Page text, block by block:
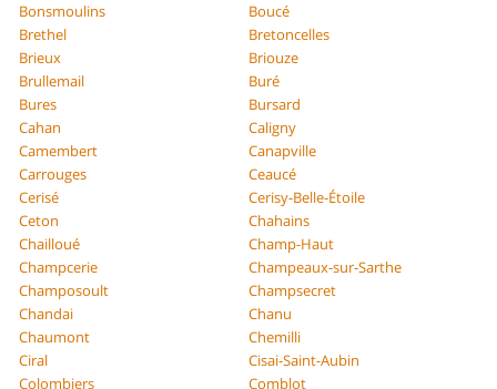
Bonsmoulins
Boucé
Brethel
Bretoncelles
Brieux
Briouze
Brullemail
Buré
Bures
Bursard
Cahan
Caligny
Camembert
Canapville
Carrouges
Ceaucé
Cerisé
Cerisy-Belle-Étoile
Ceton
Chahains
Chailloué
Champ-Haut
Champcerie
Champeaux-sur-Sarthe
Champosoult
Champsecret
Chandai
Chanu
Chaumont
Chemilli
Ciral
Cisai-Saint-Aubin
Colombiers
Comblot